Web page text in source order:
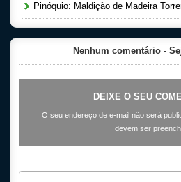
Pinóquio: Maldição de Madeira Torrent
Nenhum comentário -
DEIXE O SEU
O seu endereço de e-mail não será
devem ser